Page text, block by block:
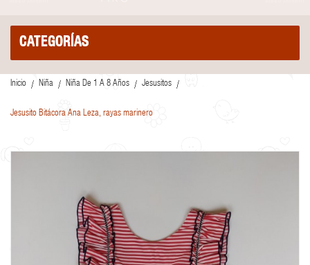
CATEGORÍAS
Inicio Niña Niña De 1 A 8 Años Jesusitos
Jesusito Bitácora Ana Leza, rayas marinero